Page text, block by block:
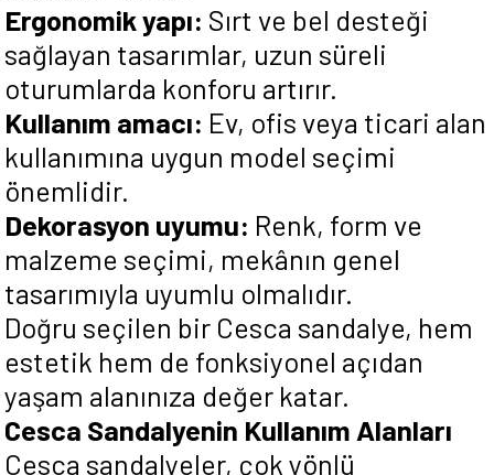
Ergonomik yapı: Sırt ve bel desteği
sağlayan tasarımlar, uzun süreli
oturumlarda konforu artırır.
Kullanım amacı: Ev, ofis veya ticari alan
kullanımına uygun model seçimi
önemlidir.
Dekorasyon uyumu: Renk, form ve
malzeme seçimi, mekânın genel
tasarımıyla uyumlu olmalıdır.
Doğru seçilen bir Cesca sandalye, hem
estetik hem de fonksiyonel açıdan
yaşam alanınıza değer katar.
Cesca Sandalyenin Kullanım Alanları
Cesca sandalyeler, çok yönlü